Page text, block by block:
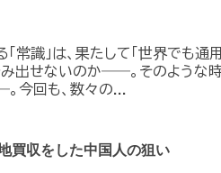
常識」は、果たして「世界でも通
出せないのか――。そのような時
今回も、数々の...
買収をした中国人の狙い